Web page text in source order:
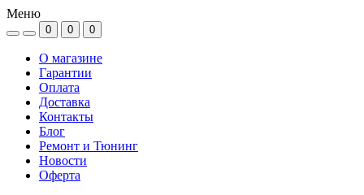
Меню
0 0 0
О магазине
Гарантии
Оплата
Доставка
Контакты
Блог
Ремонт и Тюнинг
Новости
Оферта